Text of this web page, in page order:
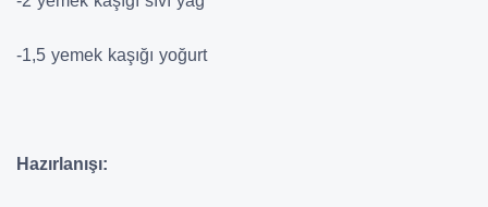
-1,5 yemek kaşığı yoğurt
Hazırlanışı: